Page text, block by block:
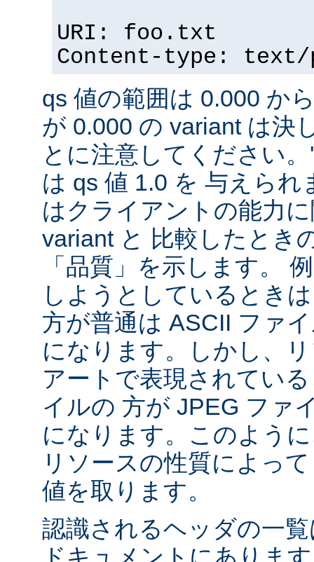
URI: foo.txt
Content-type:
qs 値の範囲は 0.000 か
が 0.000 の variant は決
とに注意してください
は qs 値 1.0 を 与えら
はクライアントの能力
variant と 比較したとき
「品質」を示します。
しようとしているとき
方が普通は ASCII ファ
になります。しかし、
アートで表現されてい
イルの 方が JPEG ファ
になります。このよう
リソースの性質によっ
値を取ります。
認識されるヘッダの一
ドキュメントにありま